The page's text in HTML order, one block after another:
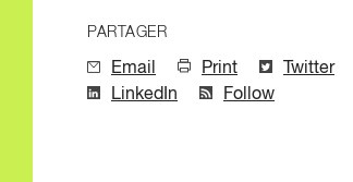
PARTAGER
Email Print
Twitter
LinkedIn
Follow